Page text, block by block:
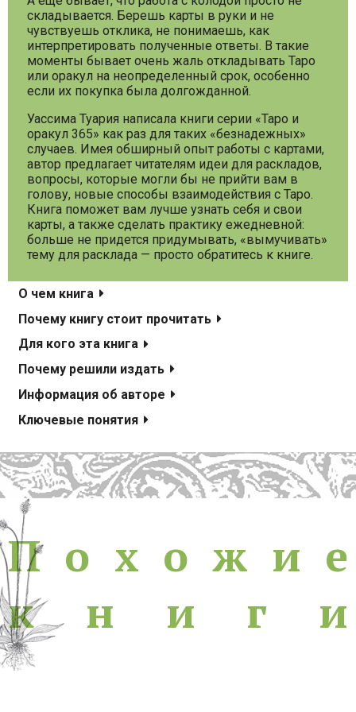
складывается. Берешь карты в руки и не
чувствуешь отклика, не понимаешь, как
интерпретировать полученные ответы. В такие
моменты бывает очень жаль откладывать Таро
или оракул на неопределенный срок, особенно
если их покупка была долгожданной.
Уассима Туария написала книги серии «Таро и
оракул 365» как раз для таких «безнадежных»
случаев. Имея обширный опыт работы с картами,
автор предлагает читателям идеи для раскладов,
вопросы, которые могли бы не прийти вам в
голову, новые способы взаимодействия с Таро.
Книга поможет вам лучше узнать себя и свои
карты, а также сделать практику ежедневной:
больше не придется придумывать, «вымучивать»
тему для расклада — просто обратитесь к книге.
О чем книга
Почему книгу стоит прочитать
Для кого эта книга
Почему решили издать
Информация об авторе
Ключевые понятия
Похожие книги
П о х о ж и е
к
н и г и